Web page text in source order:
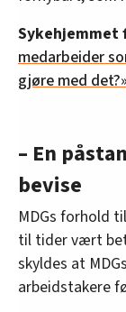
Sykehjemmet
medarbeider
gjøre med det?»
– En
bevise
MDGs forhold
til tider vært
skyldes at
arbeidstakere